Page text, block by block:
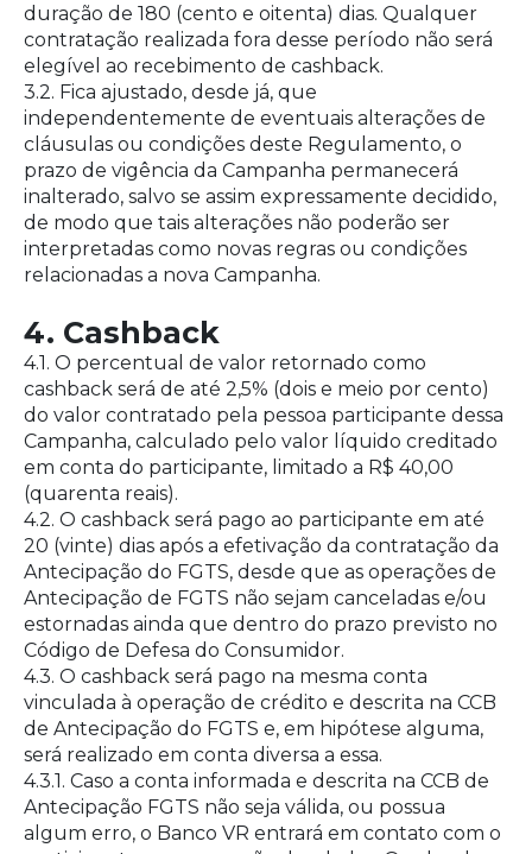
duração de 180 (cento e oitenta) dias. Qualquer
contratação realizada fora desse período não será
elegível ao recebimento de cashback.
3.2. Fica ajustado, desde já, que
independentemente de eventuais alterações de
cláusulas ou condições deste Regulamento, o
prazo de vigência da Campanha permanecerá
inalterado, salvo se assim expressamente decidido,
de modo que tais alterações não poderão ser
interpretadas como novas regras ou condições
relacionadas a nova Campanha.
4. Cashback
4.1. O percentual de valor retornado como
cashback será de até 2,5% (dois e meio por cento)
do valor contratado pela pessoa participante dessa
Campanha, calculado pelo valor líquido creditado
em conta do participante, limitado a R$ 40,00
(quarenta reais).
4.2. O cashback será pago ao participante em até
20 (vinte) dias após a efetivação da contratação da
Antecipação do FGTS, desde que as operações de
Antecipação de FGTS não sejam canceladas e/ou
estornadas ainda que dentro do prazo previsto no
Código de Defesa do Consumidor.
4.3. O cashback será pago na mesma conta
vinculada à operação de crédito e descrita na CCB
de Antecipação do FGTS e, em hipótese alguma,
será realizado em conta diversa a essa.
4.3.1. Caso a conta informada e descrita na CCB de
Antecipação FGTS não seja válida, ou possua
algum erro, o Banco VR entrará em contato com o